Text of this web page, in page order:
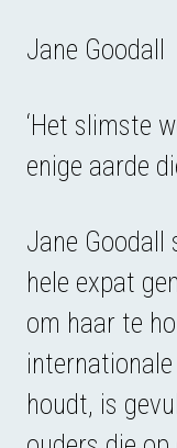
Jane Goodall
‘Het slimste
enige aarde
Jane Goodall
hele expat
om haar te
houdt, is